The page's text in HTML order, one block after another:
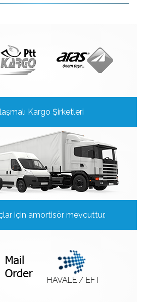
Kargo Şirketleri
için amortisör mevcuttur.